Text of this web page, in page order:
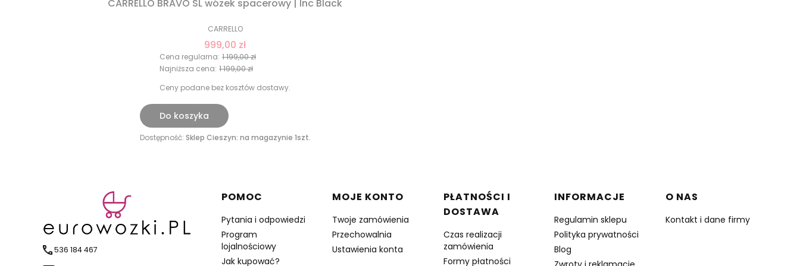
CARRELLO BRAVO SL wózek spacerowy | Inc Black
CARRELLO
999,00 zł
Cena regularna: 1 199,00 zł
Najniższa cena: 1 199,00 zł
Ceny podane bez kosztów dostawy.
Do koszyka
Dostępność: Sklep Cieszyn: na magazynie 1szt.
536 184 467
Linki w stopce
POMOC
Pytania i odpowiedzi
Program
lojalnościowy
Jak kupować?
MOJE KONTO
Twoje zamówienia
Przechowalnia
Ustawienia konta
PŁATNOŚCI I
DOSTAWA
Czas realizacji
zamówienia
Formy płatności
INFORMACJE
Regulamin sklepu
Polityka prywatności
Blog
O NAS
Kontakt i dane firmy